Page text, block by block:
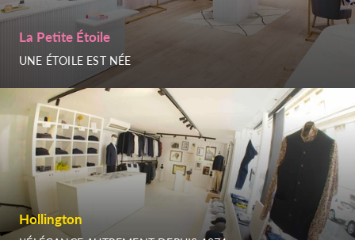
La Petite Étoile
UNE ÉTOILE EST NÉE
Hollington